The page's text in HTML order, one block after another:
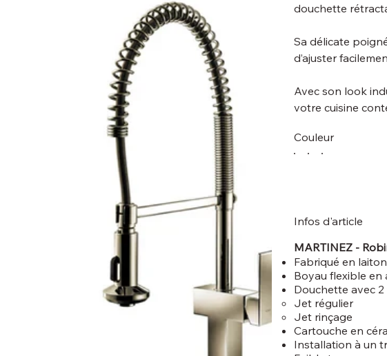
douchette
Sa délicate
d’ajuster
Avec son look
votre cuisine
Couleur
Infos d'article
MARTINEZ -
Fabriqué en
Boyau flexible
Douchette avec
Jet régulier
Jet rinçage
Cartouche en
Installation à un